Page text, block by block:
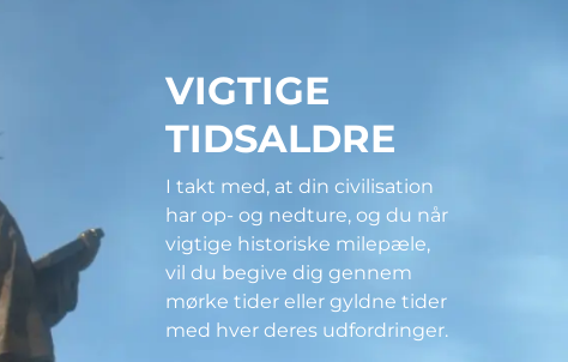
VIGTIGE
TIDSALDRE
I takt med, at din civilisation
har op- og nedture, og du når
vigtige historiske milepæle,
vil du begive dig gennem
mørke tider eller gyldne tider
med hver deres udfordringer.